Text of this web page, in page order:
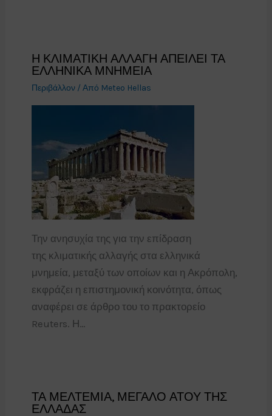
Η ΚΛΙΜΑΤΙΚΗ ΑΛΛΑΓΗ ΑΠΕΙΛΕΙ ΤΑ
ΕΛΛΗΝΙΚΑ ΜΝΗΜΕΙΑ
Περιβάλλον/ Από Meteo Hellas
Την ανησυχία της για την επίδραση
της κλιματικής αλλαγής στα ελληνικά
μνημεία, μεταξύ των οποίων και η Ακρόπολη,
εκφράζει η επιστημονική κοινότητα, όπως
αναφέρει σε άρθρο του το πρακτορείο
Reuters. Η…
ΤΑ ΜΕΛΤΕΜΙΑ, ΜΕΓΑΛΟ ΑΤΟΥ ΤΗΣ
ΕΛΛΑΔΑΣ